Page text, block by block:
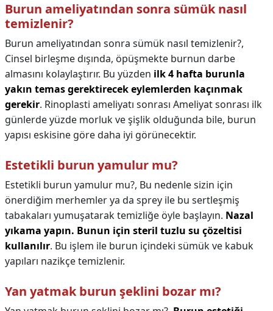
Burun ameliyatından sonra sümük nasıl
temizlenir?
Burun ameliyatından sonra sümük nasıl temizlenir?,
Cinsel birleşme dışında, öpüşmekte burnun darbe
almasını kolaylaştırır. Bu yüzden ilk 4 hafta burunla
yakın temas gerektirecek eylemlerden kaçınmak
gerekir. Rinoplasti ameliyatı sonrası Ameliyat sonrası ilk
günlerde yüzde morluk ve şişlik olduğunda bile, burun
yapısı eskisine göre daha iyi görünecektir.
Estetikli burun yamulur mu?
Estetikli burun yamulur mu?, Bu nedenle sizin için
önerdiğim merhemler ya da sprey ile bu sertleşmiş
tabakaları yumuşatarak temizliğe öyle başlayın. Nazal
yıkama yapın. Bunun için steril tuzlu su çözeltisi
kullanılır. Bu işlem ile burun içindeki sümük ve kabuk
yapıları nazikçe temizlenir.
Yan yatmak burun şeklini bozar mı?